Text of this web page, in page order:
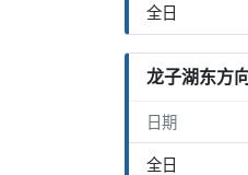
全日
龙子湖东方
日期
全日